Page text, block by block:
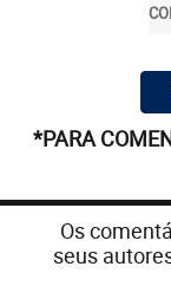
*PARA
Os
seus